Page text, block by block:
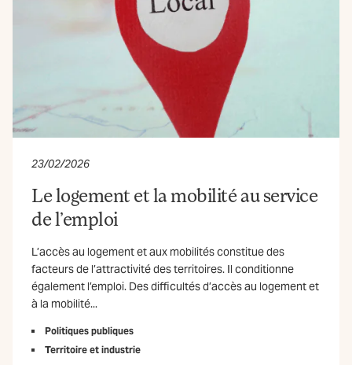
23/02/2026
Le logement et la mobilité au service
de l’emploi
L’accès au logement et aux mobilités constitue des
facteurs de l’attractivité des territoires. Il conditionne
également l’emploi. Des difficultés d’accès au logement et
à la mobilité...
Politiques publiques
Territoire et industrie